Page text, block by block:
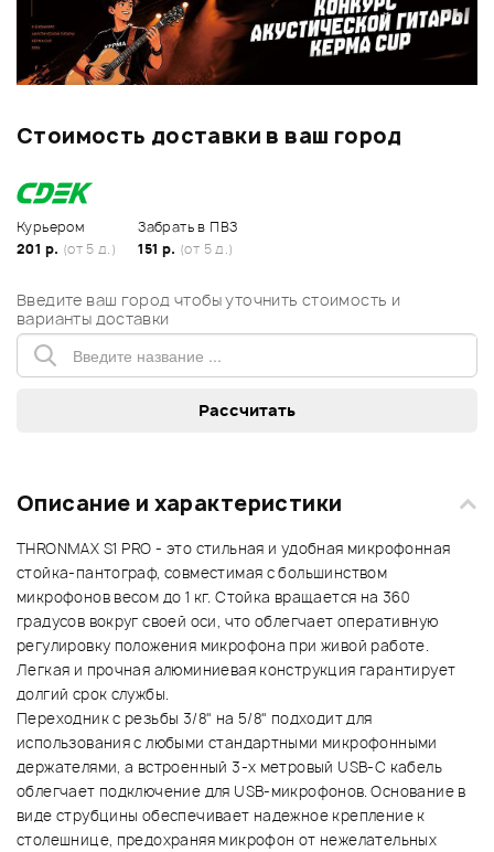
Стоимость доставки в ваш город
Курьером
201 р. (от 5 д.)
Забрать в ПВЗ
151 р. (от 5 д.)
Введите ваш город чтобы уточнить стоимость и
варианты доставки
Описание и характеристики
THRONMAX S1 PRO - это стильная и удобная микрофонная
стойка-пантограф, совместимая с большинством
микрофонов весом до 1 кг. Стойка вращается на 360
градусов вокруг своей оси, что облегчает оперативную
регулировку положения микрофона при живой работе.
Легкая и прочная алюминиевая конструкция гарантирует
долгий срок службы.
Переходник с резьбы 3/8" на 5/8" подходит для
использования с любыми стандартными микрофонными
держателями, а встроенный 3-х метровый USB-C кабель
облегчает подключение для USB-микрофонов. Основание в
виде струбцины обеспечивает надежное крепление к
столешнице, предохраняя микрофон от нежелательных